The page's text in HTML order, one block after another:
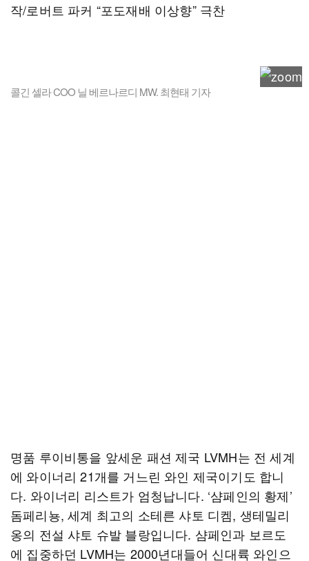
작/로버트 파커 “포도재배 이상향” 극찬
콜긴 셀라 COO 닐 베르나르디 MW. 최현태 기자
명품 루이비통을 앞세운 패션 제국 LVMH는 전 세계
에 와이너리 21개를 거느린 와인 제국이기도 합니
다. 와이너리 리스트가 엄청납니다. ‘샴페인의 황제’
돔페리뇽, 세계 최고의 소테른 샤토 디켐, 생테밀리
옹의 전설 샤토 슈발 블랑입니다. 샴페인과 보르도
에 집중하던 LVMH는 2000년대들어 신대륙 와인으